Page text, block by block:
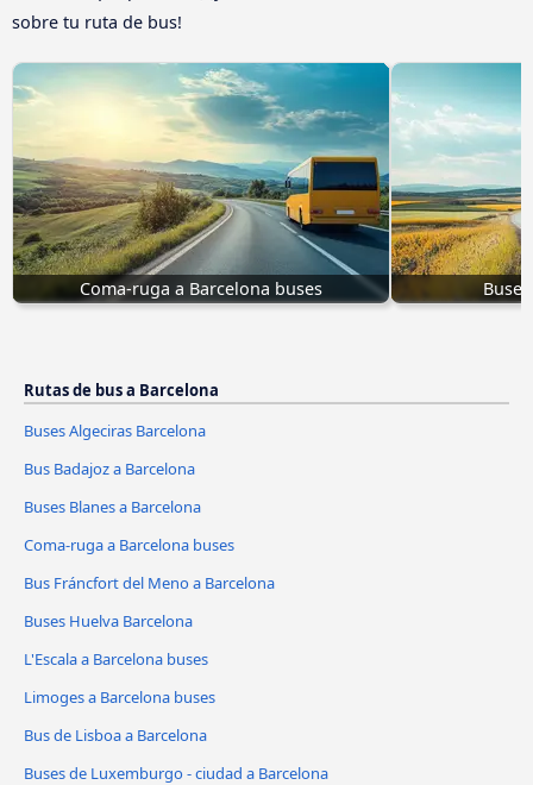
sobre tu ruta de bus!
Coma-ruga a Barcelona buses
Rutas de bus a Barcelona
Buses Algeciras Barcelona
Bus Badajoz a Barcelona
Buses Blanes a Barcelona
Coma-ruga a Barcelona buses
Bus Fráncfort del Meno a Barcelona
Buses Huelva Barcelona
L'Escala a Barcelona buses
Limoges a Barcelona buses
Bus de Lisboa a Barcelona
Buses de Luxemburgo - ciudad a Barcelona